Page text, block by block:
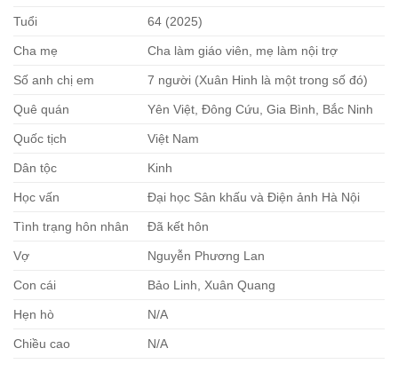
Tuổi 64 (2025)
Cha mẹ Cha làm giáo viên, mẹ làm nội trợ
Số anh chị em 7 người (Xuân Hinh là một trong số đó)
Quê quán Yên Việt, Đông Cứu, Gia Bình, Bắc Ninh
Quốc tịch Việt Nam
Dân tộc Kinh
Học vấn Đại học Sân khấu và Điện ảnh Hà Nội
Tình trạng hôn nhân Đã kết hôn
Vợ Nguyễn Phương Lan
Con cái Bảo Linh, Xuân Quang
Hẹn hò N/A
Chiều cao N/A